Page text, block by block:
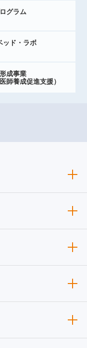
グラム
ッド・ラボ
成事業
師養成促進支援）